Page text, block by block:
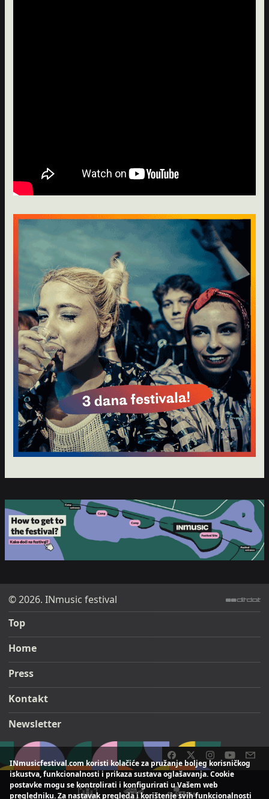
© 2026. INmusic festival
Top
Home
Press
Kontakt
Newsletter
ditdot web design & development
INmusicfestival.com koristi kolačiće za pružanje boljeg korisničkog
iskustva, funkcionalnosti i prikaza sustava oglašavanja. Cookie
postavke mogu se kontrolirati i konfigurirati u Vašem web
pregledniku. Za nastavak pregleda i korištenje svih funkcionalnosti